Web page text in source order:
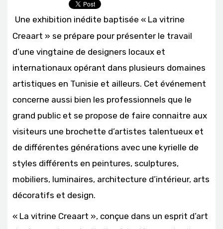
Une exhibition inédite baptisée « La vitrine
Creaart » se prépare pour présenter le travail
d’une vingtaine de designers locaux et
internationaux opérant dans plusieurs domaines
artistiques en Tunisie et ailleurs. Cet événement
concerne aussi bien les professionnels que le
grand public et se propose de faire connaitre aux
visiteurs une brochette d’artistes talentueux et
de différentes générations avec une kyrielle de
styles différents en peintures, sculptures,
mobiliers, luminaires, architecture d’intérieur, arts
décoratifs et design.
« La vitrine Creaart », conçue dans un esprit d’art